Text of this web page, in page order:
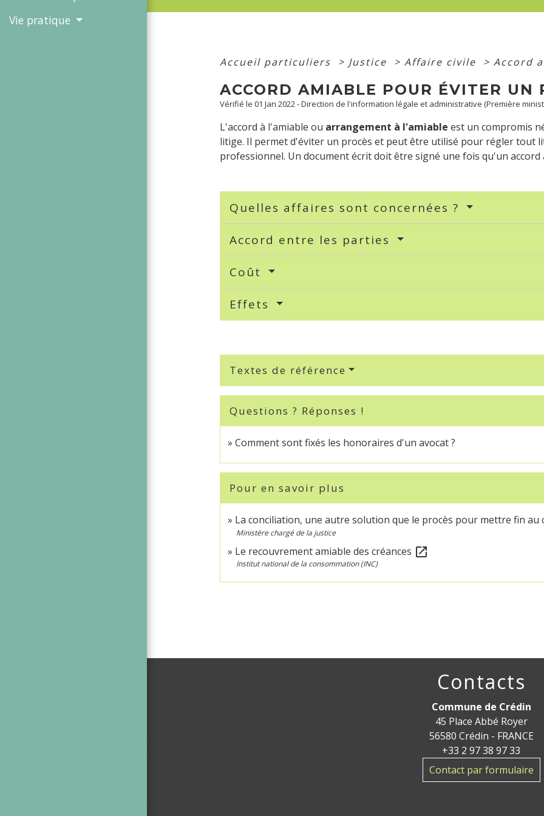
Vie pratique
Accueil particuliers > Justice > Affaire civile > Accord
ACCORD AMIABLE POUR ÉVITER UN
Vérifié le 01 Jan 2022 - Direction de l'information légale et administrative (Première
L'accord à l'amiable ou arrangement à l'amiable est un compromis
litige. Il permet d'éviter un procès et peut être utilisé pour régler tout
professionnel. Un document écrit doit être signé une fois qu'un
Quelles affaires sont concernées ?
Accord entre les parties
Coût
Effets
Textes de référence
Questions ? Réponses !
Comment sont fixés les honoraires d'un avocat ?
Pour en savoir plus
La conciliation, une autre solution que le procès pour mettre fin au
Ministère chargé de la justice
Le recouvrement amiable des créances open_in_new
Institut national de la consommation (INC)
Contacts
Commune de Crédin
45 Place Abbé Royer
56580 Crédin - FRANCE
+33 2 97 38 97 33
Contact par formulaire